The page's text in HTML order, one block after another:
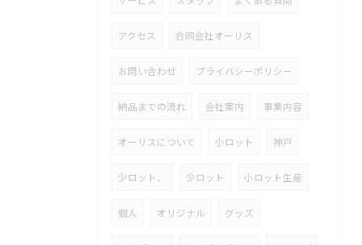
アクセス 合同会社オーリス
お問い合わせ プライバシーポリシー
納品までの流れ 会社案内 事業内容
オーリスについて 小ロット 神戸
少ロット、 少ロット 小ロット生産
個人 オリジナル グッズ